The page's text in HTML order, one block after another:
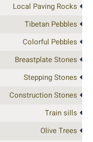
Local Paving Rocks
Tibetan Pebbles
Colorful Pebbles
Breastplate Stones
Stepping Stones
Construction Stones
Train sills
Olive Trees